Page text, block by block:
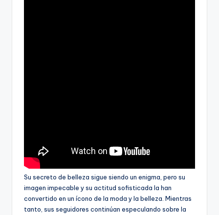
Su secreto de belleza sigue siendo un enigma, pero su
imagen impecable y su actitud sofisticada la han
convertido en un ícono de la moda y la belleza. Mientras
tanto, sus seguidores continúan especulando sobre la